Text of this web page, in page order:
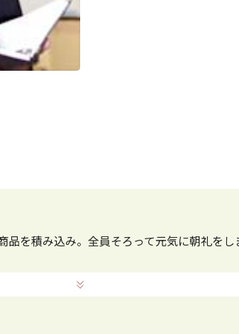
を積み込み。全員そろって元気に朝礼をし